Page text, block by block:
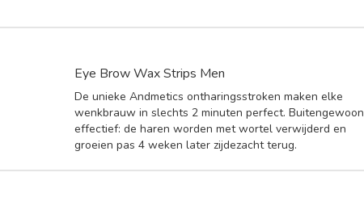
Eye Brow Wax Strips Men
De unieke Andmetics ontharingsstroken maken elke
wenkbrauw in slechts 2 minuten perfect. Buitengewoon
effectief: de haren worden met wortel verwijderd en
groeien pas 4 weken later zijdezacht terug.